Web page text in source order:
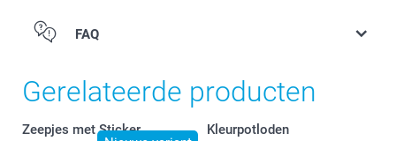
FAQ
Gerelateerde producten
Zeepjes met Sticker Kleurpotloden